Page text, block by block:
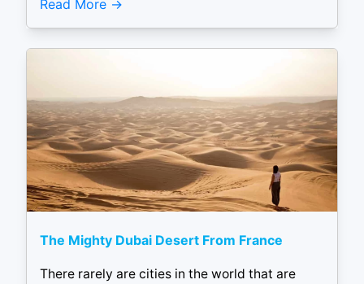
Read More
The Mighty Dubai Desert From France
There rarely are cities in the world that are